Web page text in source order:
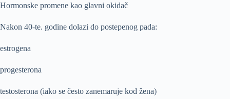
Hormonske promene kao glavni okidač
Nakon 40-te. godine dolazi do postepenog pada:
estrogena
progesterona
testosterona (iako se često zanemaruje kod žena)